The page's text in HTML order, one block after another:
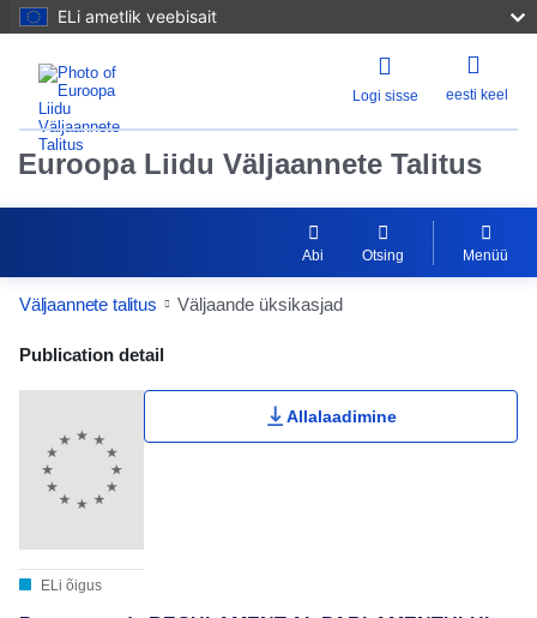
ELi ametlik veebisait
Logi sisse eesti keel
Euroopa Liidu Väljaannete Talitus
Abi Otsing Menüü
Väljaannete talitus Väljaande üksikasjad
Publication Detail Actions Portlet
Publication detail
ELi õigus
Allalaadimine